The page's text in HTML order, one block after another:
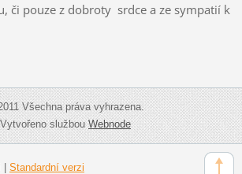
či pouze z dobroty srdce a ze sympatií k
Všechna práva vyhrazena.
Vytvořeno službouWebnode
Standardní verzi